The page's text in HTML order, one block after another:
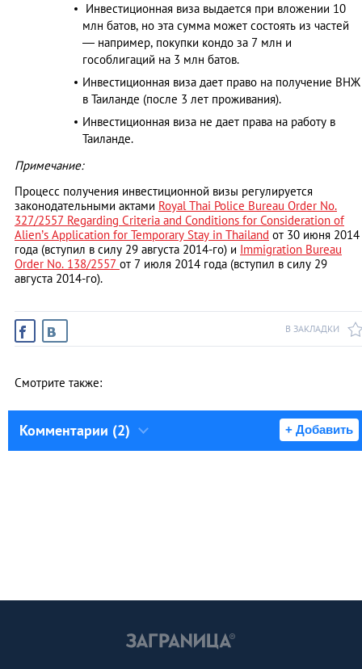
Инвестиционная виза выдается при вложении 10
млн батов, но эта сумма может состоять из частей
— например, покупки кондо за 7 млн и
гособлигаций на 3 млн батов.
Инвестиционная виза дает право на получение ВНЖ
в Таиланде (после 3 лет проживания).
Инвестиционная виза не дает права на работу в
Таиланде.
Примечание:
Процесс получения инвестиционной визы регулируется
законодательными актами Royal Thai Police Bureau Order No.
327/2557 Regarding Criteria and Conditions for Consideration of
Alien’s Application for Temporary Stay in Thailand от 30 июня 2014
года (вступил в силу 29 августа 2014-го) и Immigration Bureau
Order No. 138/2557 от 7 июля 2014 года (вступил в силу 29
августа 2014-го).
В ЗАКЛАДКИ
Смотрите также:
Комментарии (2) + Добавить